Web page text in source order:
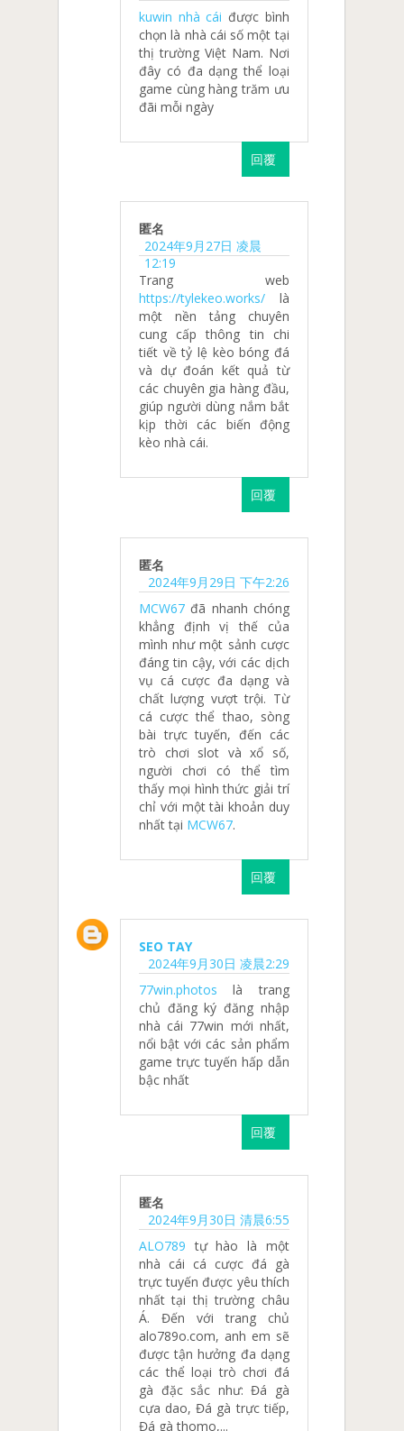
kuwin nhà cái được bình
chọn là nhà cái số một tại
thị trường Việt Nam. Nơi
đây có đa dạng thể loại
game cùng hàng trăm ưu
đãi mỗi ngày
回覆
匿名
2024年9月27日 凌晨
12:19
Trang web
https://tylekeo.works/ là
một nền tảng chuyên
cung cấp thông tin chi
tiết về tỷ lệ kèo bóng đá
và dự đoán kết quả từ
các chuyên gia hàng đầu,
giúp người dùng nắm bắt
kịp thời các biến động
kèo nhà cái.
回覆
匿名
2024年9月29日 下午2:26
MCW67 đã nhanh chóng
khẳng định vị thế của
mình như một sảnh cược
đáng tin cậy, với các dịch
vụ cá cược đa dạng và
chất lượng vượt trội. Từ
cá cược thể thao, sòng
bài trực tuyến, đến các
trò chơi slot và xổ số,
người chơi có thể tìm
thấy mọi hình thức giải trí
chỉ với một tài khoản duy
nhất tại MCW67.
回覆
SEO TAY
2024年9月30日 凌晨2:29
77win.photos là trang
chủ đăng ký đăng nhập
nhà cái 77win mới nhất,
nổi bật với các sản phẩm
game trực tuyến hấp dẫn
bậc nhất
回覆
匿名
2024年9月30日 清晨6:55
ALO789 tự hào là một
nhà cái cá cược đá gà
trực tuyến được yêu thích
nhất tại thị trường châu
Á. Đến với trang chủ
alo789o.com, anh em sẽ
được tận hưởng đa dạng
các thể loại trò chơi đá
gà đặc sắc như: Đá gà
cựa dao, Đá gà trực tiếp,
Đá gà thomo,...